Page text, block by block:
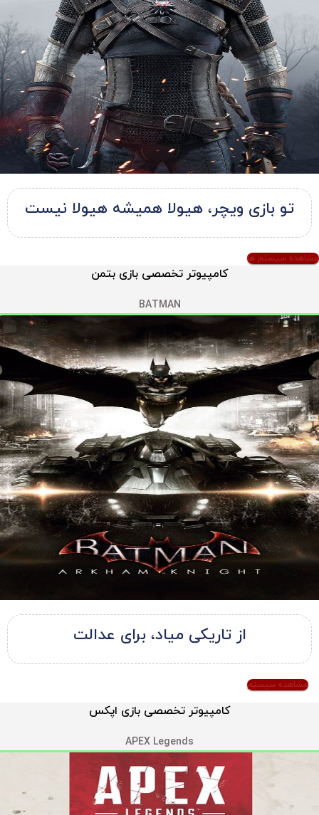
تو بازی ویچر، هیولا همیشه هیولا نیست
مشاهده سیستم ها
کامپیوتر تخصصی بازی بتمن
BATMAN
از تاریکی میاد، برای عدالت
مشاهده سیستم
کامپیوتر تخصصی بازی اپکس
APEX Legends